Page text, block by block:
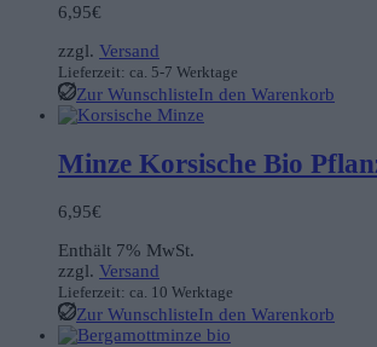
6,95€
zzgl. Versand
Lieferzeit: ca. 5-7 Werktage
Zur WunschlisteIn den Warenkorb
Minze Korsische Bio
6,95€
Enthält 7% MwSt.
zzgl. Versand
Lieferzeit: ca. 10 Werktage
Zur WunschlisteIn den Warenkorb